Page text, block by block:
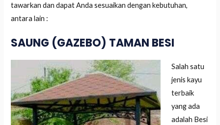
tawarkan dan dapat Anda sesuaikan dengan kebutuhan,
antara lain :
SAUNG (GAZEBO) TAMAN BESI
Salah satu
jenis kayu
terbaik
yang ada
adalah Besi